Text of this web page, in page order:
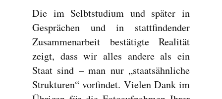
Die im Selbtstudium und später in
Gesprächen und in stattfindender
Zusammenarbeit bestätigte Realität
zeigt, dass wir alles andere als ein
Staat sind – man nur „staatsähnliche
Strukturen“ vorfindet. Vielen Dank im